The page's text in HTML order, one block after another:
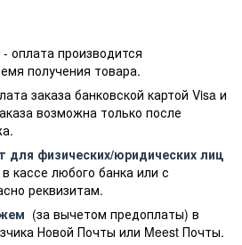
- оплата производится
получения товара.
заказа банковской картой Visa и
возможна только после
для физических/юридических лиц
кассе любого банка или с
реквизитам.
(за вычетом предоплаты) в
Новой Почты или Meest Почты.